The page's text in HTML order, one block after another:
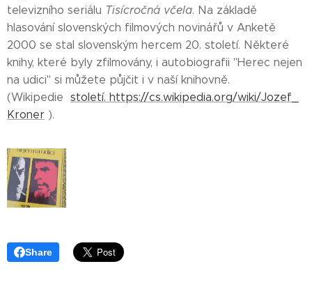
televizního seriálu Tisícročná včela. Na základě
hlasování slovenských filmových novinářů v Anketě
2000 se stal slovenským hercem 20. století. Některé
knihy, které byly zfilmovány, i autobiografii "Herec nejen
na udici" si můžete půjčit i v naší knihovně.
(Wikipedie století. https://cs.wikipedia.org/wiki/Jozef_
Kroner ).
Share